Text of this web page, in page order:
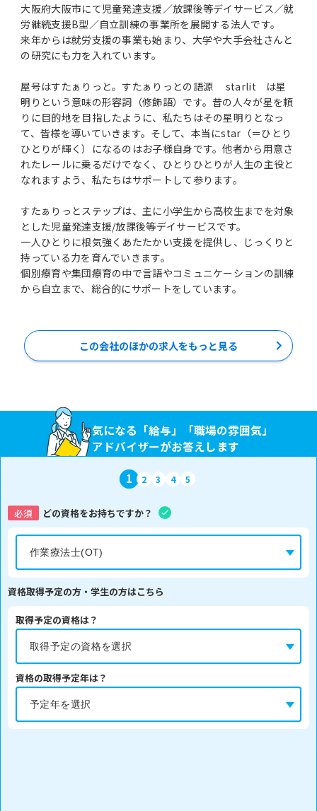
大阪府大阪市にて児童発達支援／放課後等デイサービス／就
労継続支援B型／自立訓練の事業所を展開する法人です。
来年からは就労支援の事業も始まり、大学や大手会社さんと
の研究にも力を入れています。
屋号はすたぁりっと。すたぁりっとの語源 starlit は星
明りという意味の形容詞（修飾語）です。昔の人々が星を頼
りに目的地を目指したように、私たちはその星明りとなっ
て、皆様を導いていきます。そして、本当にstar（＝ひとり
ひとりが輝く）になるのはお子様自身です。他者から用意さ
れたレールに乗るだけでなく、ひとりひとりが人生の主役と
なれますよう、私たちはサポートして参ります。
すたぁりっとステップは、主に小学生から高校生までを対象
とした児童発達支援/放課後等デイサービスです。
一人ひとりに根気強くあたたかい支援を提供し、じっくりと
持っている力を育んでいきます。
個別療育や集団療育の中で言語やコミュニケーションの訓練
この会社のほかの求人をもっと見る
気になる「給与」「職場の雰囲気」
アドバイザーがお答えします
1 2 3 4 5
必須 どの資格をお持ちですか？
資格取得予定の方・学生の方はこちら
取得予定の資格は？
資格の取得予定年は？